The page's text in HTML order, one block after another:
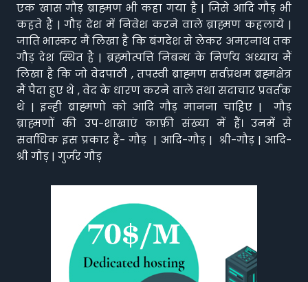
एक खास गौड़ ब्राह्मण भी कहा गया है | जिसे आदि गौड़ भी
कहते हैं | गौड़ देश में निवेश करने वाले ब्राह्मण कहलाये |
जाति भास्कर मैं लिखा है कि बंगदेश से लेकर अमरनाथ तक
गौड़ देश स्थित है | ब्रह्मोत्पत्ति निबन्ध के निर्णय अध्याय मैं
लिखा है कि जो वेदपाठी , तपस्वी ब्राह्मण सर्वप्रथम ब्रह्मक्षेत्र
मैं पैदा हुए थे , वेद के धारण करने वाले तथा सदाचार प्रवर्तक
थे | इन्ही ब्राह्मणो को आदि गौड़ मानना चाहिए | गौड़
ब्राह्मणों की उप-शाखाएं काफ़ी संख्या में हैं। उनमें से
सर्वाधिक इस प्रकार हैं- गौड़ | आदि-गौड़ | श्री-गौड़ | आदि-
श्री गौड़ | गुर्जर गौड़